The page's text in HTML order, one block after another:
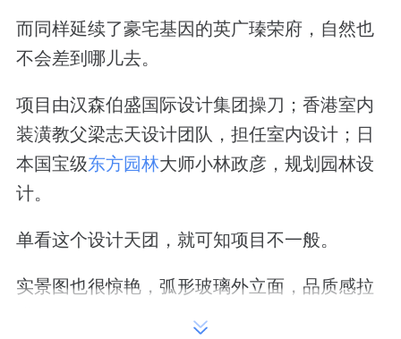
而同样延续了豪宅基因的英广瑧荣府，自然也
不会差到哪儿去。
项目由汉森伯盛国际设计集团操刀；香港室内
装潢教父梁志天设计团队，担任室内设计；日
本国宝级东方园林大师小林政彦，规划园林设
计。
单看这个设计天团，就可知项目不一般。
实景图也很惊艳，弧形玻璃外立面，品质感拉